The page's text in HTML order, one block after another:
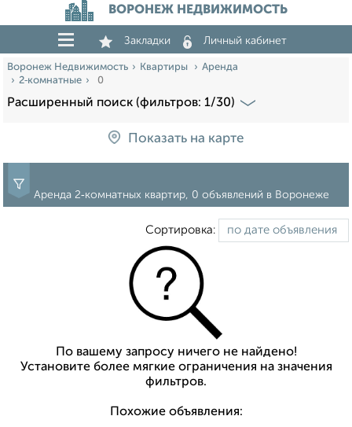
ВОРОНЕЖ НЕДВИЖИМОСТЬ
Закладки Личный кабинет
Воронеж Недвижимость Квартиры
Аренда
2‑комнатные
0
Расширенный поиск (фильтров: 1/30)
Показать на карте
Аренда 2‑комнатных квартир, 0 объявлений в Воронеже
Сортировка:
По вашему запросу ничего не найдено!
Установите более мягкие ограничения на значения
фильтров.
Похожие объявления: